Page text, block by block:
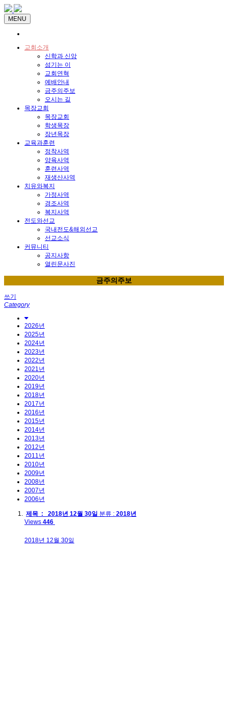
MENU
교회소개
신학과 신앙
섬기는 이
교회연혁
예배안내
금주의주보
오시는 길
목장교회
목장교회
학생목장
장년목장
교육과훈련
정착사역
양육사역
훈련사역
재생산사역
치유와복지
가정사역
경조사역
복지사역
전도와선교
국내전도&해외선교
선교소식
커뮤니티
공지사항
열린문사진
금주의주보
쓰기
Category
2026년
2025년
2024년
2023년
2022년
2021년
2020년
2019년
2018년
2017년
2016년
2015년
2014년
2013년
2012년
2011년
2010년
2009년
2008년
2007년
2006년
제목 : 2018년 12월 30일 분류 : 2018년
Views 446
2018년 12월 30일